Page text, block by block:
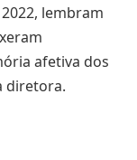
lembram
afetiva dos
diretora.